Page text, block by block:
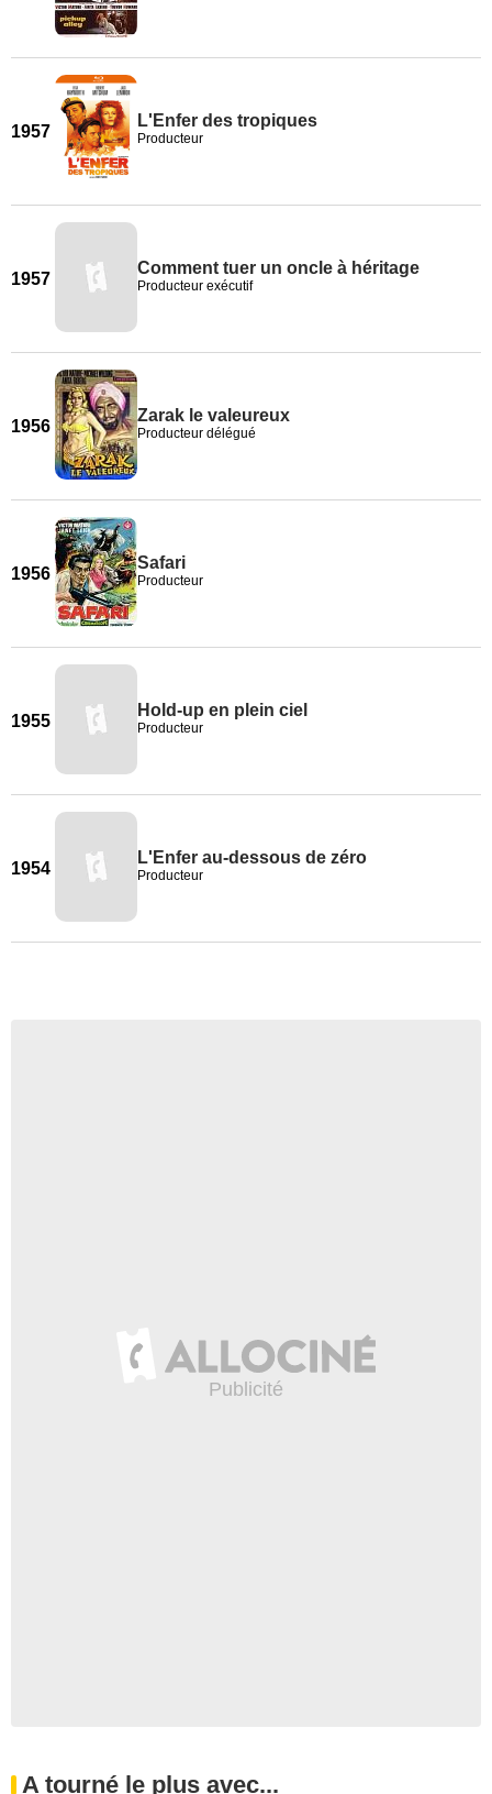
1957
L'Enfer des tropiques
Producteur
1957
Comment tuer un oncle à héritage
Producteur exécutif
1956
Zarak le valeureux
Producteur délégué
1956
Safari
Producteur
1955
Hold-up en plein ciel
Producteur
1954
L'Enfer au-dessous de zéro
Producteur
A tourné le plus avec...